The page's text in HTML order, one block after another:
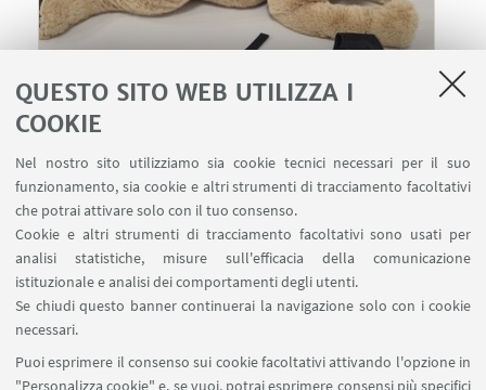
QUESTO SITO WEB UTILIZZA I
COOKIE
Nel nostro sito utilizziamo sia cookie tecnici necessari per il suo
funzionamento, sia cookie e altri strumenti di tracciamento facoltativi
che potrai attivare solo con il tuo consenso.
Cookie e altri strumenti di tracciamento facoltativi sono usati per
analisi statistiche, misure sull'efficacia della comunicazione
istituzionale e analisi dei comportamenti degli utenti.
Se chiudi questo banner continuerai la navigazione solo con i cookie
necessari.
Puoi esprimere il consenso sui cookie facoltativi attivando l'opzione in
"Personalizza cookie" e, se vuoi, potrai esprimere consensi più specifici
DATA: 26FEBBRAIO 2026dalle 14:00 alle 17:00
LUOGO:Clinical Skills Lab
TIPO: Esercitazione
DIMEVET, Via Tolara di Sopra 50, 40064 Ozzano